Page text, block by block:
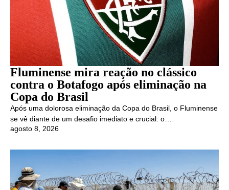
Fluminense mira reação no clássico
contra o Botafogo após eliminação na
Copa do Brasil
Após uma dolorosa eliminação da Copa do Brasil, o Fluminense
se vê diante de um desafio imediato e crucial: o…
agosto 8, 2026